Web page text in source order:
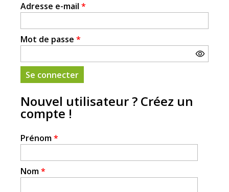
Adresse e-mail *
Mot de passe *
Nouvel utilisateur ? Créez un
compte !
Prénom*
Nom*